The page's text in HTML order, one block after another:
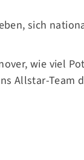
sich
wie viel
Allstar-Team